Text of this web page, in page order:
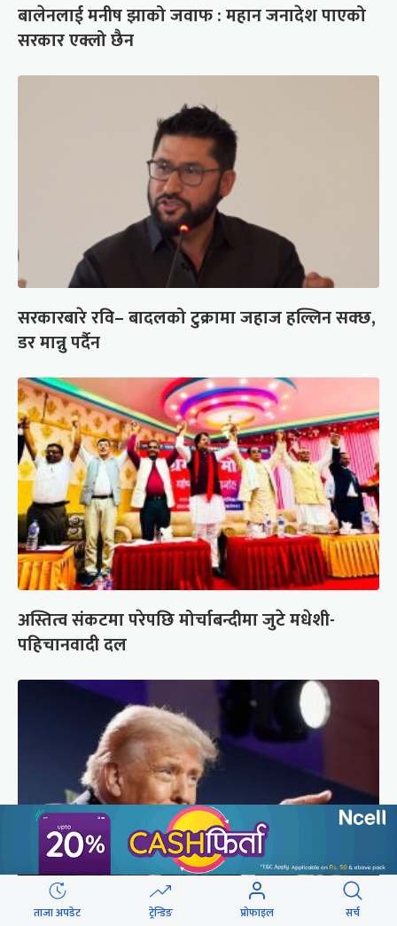
बालेनलाई मनीष झाको जवाफ : महान जनादेश पाएको
सरकार एक्लो छैन
सरकारबारे रवि– बादलको टुक्रामा जहाज हल्लिन सक्छ,
डर मान्नु पर्दैन
अस्तित्व संकटमा परेपछि मोर्चाबन्दीमा जुटे मधेशी-
पहिचानवादी दल
ताजा अपडेट ट्रेन्डिङ प्रोफाइल सर्च